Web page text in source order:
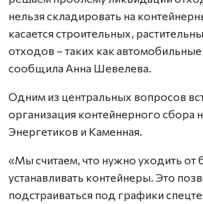
нельзя складировать на
касается строительных,
отходов – таких как
сообщила Анна Шевелева.
Одним из центральных вопросов
организация контейнерного сбора
Энергетиков и Каменная.
«Мы считаем, что нужно уходить от
устанавливать контейнеры. Это
подстраиваться под графики